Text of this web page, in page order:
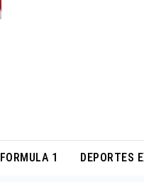
FORMULA 1 DEPORTES